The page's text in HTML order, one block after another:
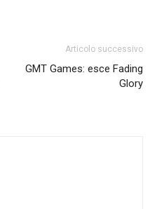
Articolo successivo
GMT Games: esce Fading
Glory